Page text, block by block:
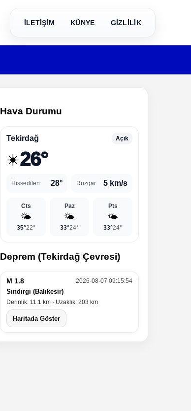
İLETİŞİM KÜNYE GİZLİLİK
Hava Durumu
Tekirdağ Açık
☀️26°
Hissedilen 28° Rüzgar 5 km/s
Cts
🌤️
35°22°
Paz
🌤️
33°24°
Pts
🌤️
33°24°
Deprem (Tekirdağ Çevresi)
M 1.8 2026-08-07 09:15:54
Sındırgı (Balıkesir)
Derinlik: 11.1 km · Uzaklık: 203 km
Haritada Göster